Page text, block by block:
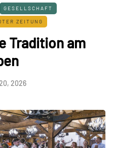
GESELLSCHAFT
ZEITUNG
Tradition am
2026